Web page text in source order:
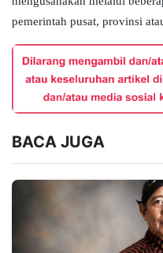
pemerintah pusat, provinsi
BACA JUGA